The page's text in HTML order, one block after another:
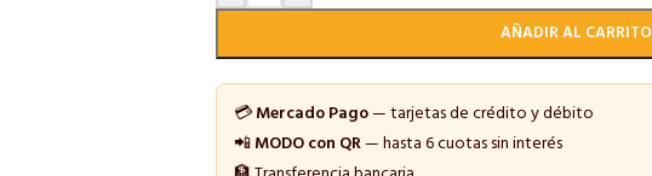
AÑADIR AL CARRITO
💳Mercado Pago— tarjetas de crédito y débito
📲MODO con QR— hasta 6 cuotas sin interés